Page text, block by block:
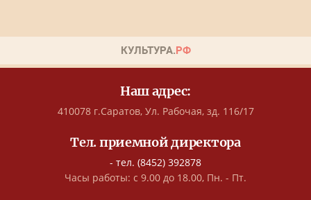
Наш адрес:
410078 г.Саратов, Ул. Рабочая, зд. 116/17
Тел. приемной директора
- тел. (8452) 392878
Часы работы: с 9.00 до 18.00, Пн. - Пт.